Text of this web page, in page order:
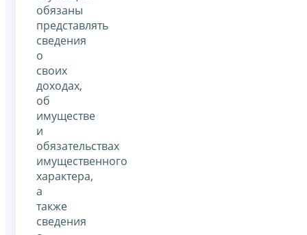
обязаны
представлять
сведения
о
своих
доходах,
об
имуществе
и
обязательствах
имущественного
характера,
а
также
сведения